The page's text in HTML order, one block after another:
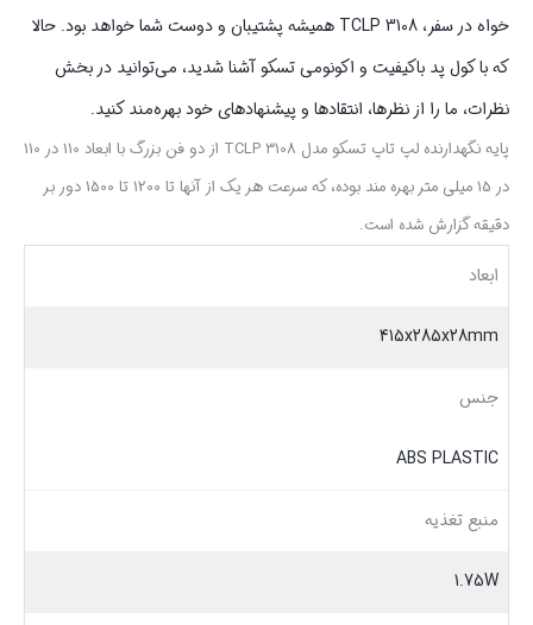
خواه در سفر، TCLP 3108 همیشه پشتیبان و دوست شما خواهد بود. حالا
که با کول پد باکیفیت و اکونومی تسکو آشنا شدید، می‌توانید در بخش
نظرات، ما را از نظرها، انتقادها و پیشنهادهای خود بهره‌مند کنید.
پایه نگهدارنده لپ تاپ تسکو مدل TCLP 3108 از دو فن بزرگ با ابعاد 110 در 110
در 15 میلی متر بهره مند بوده، که سرعت هر یک از آنها تا 1200 تا 1500 دور بر
دقیقه گزارش شده است.
ابعاد
415x285x28mm
جنس
ABS PLASTIC
منبع تغذیه
1.75W